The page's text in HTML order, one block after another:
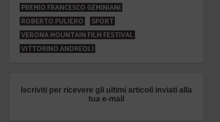
PREMIO FRANCESCO GEMINIANI
ROBERTO PULIERO
SPORT
VERONA MOUNTAIN FILM FESTIVAL
VITTORINO ANDREOLI
Iscriviti per ricevere gli ultimi articoli inviati alla
tua e-mail